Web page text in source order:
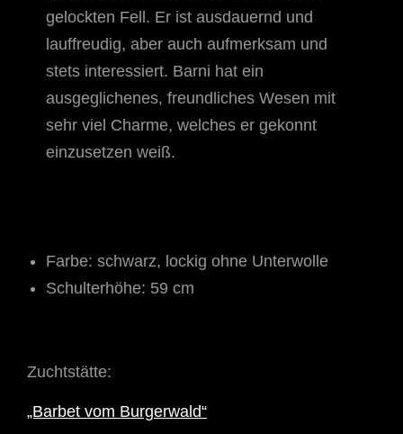
gelockten Fell. Er ist ausdauernd und
lauffreudig, aber auch aufmerksam und
stets interessiert. Barni hat ein
ausgeglichenes, freundliches Wesen mit
sehr viel Charme, welches er gekonnt
einzusetzen weiß.
Farbe: schwarz, lockig ohne Unterwolle
Schulterhöhe: 59 cm
Zuchtstätte:
„Barbet vom Burgerwald“